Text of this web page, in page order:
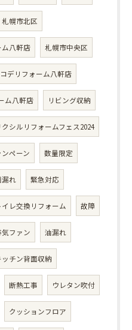
札幌市北区
ム八軒店 札幌市中央区
デリフォーム八軒店
ム八軒店 リビング収納
クシルリフォームフェス2024
ンペーン 数量限定
漏れ 緊急対応
イレ交換リフォーム 故障
気ファン 油漏れ
ッチン背面収納
断熱工事 ウレタン吹付
クッションフロア